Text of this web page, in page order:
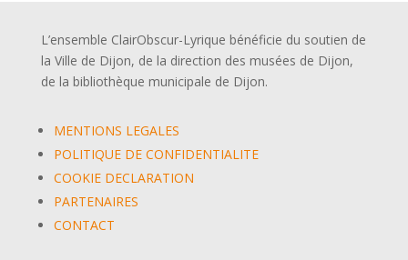
L’ensemble ClairObscur-Lyrique bénéficie du soutien de
la Ville de Dijon, de la direction des musées de Dijon,
de la bibliothèque municipale de Dijon.
MENTIONS LEGALES
POLITIQUE DE CONFIDENTIALITE
COOKIE DECLARATION
PARTENAIRES
CONTACT